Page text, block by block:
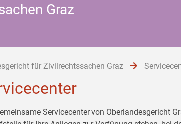
Graz
für Zivilrechtssachen Graz
Servicecenter von Oberlandesgericht